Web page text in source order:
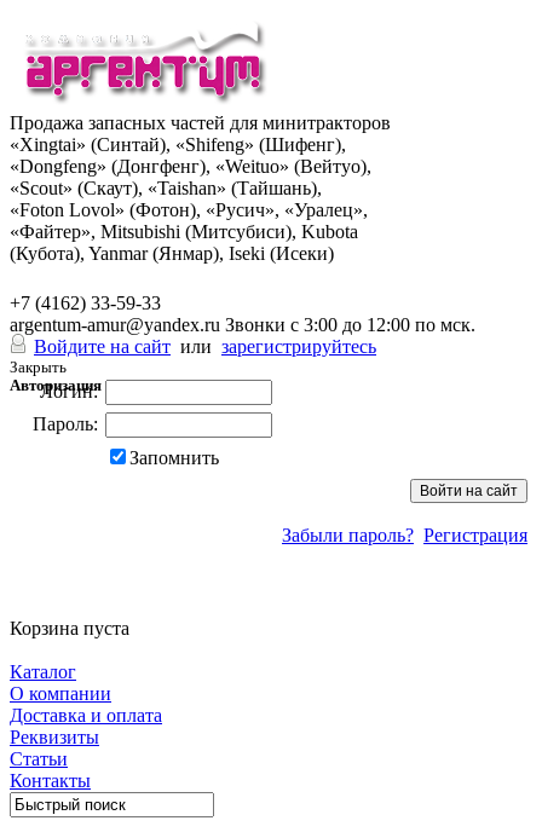
Продажа запасных частей для минитракторов
«Xingtai» (Синтай), «Shifeng» (Шифенг),
«Dongfeng» (Донгфенг), «Weituo» (Вейтуо),
«Scout» (Скаут), «Taishan» (Тайшань),
«Foton Lovol» (Фотон), «Русич», «Уралец»,
«Файтер», Mitsubishi (Митсубиси), Kubota
(Кубота), Yanmar (Янмар), Iseki (Исеки)
+7 (4162) 33-59-33
argentum-amur@yandex.ru Звонки с 3:00 до 12:00 по мск.
Войдите на сайт или зарегистрируйтесь
Закрыть
Авторизация
Логин:
Пароль:
Запомнить
Забыли пароль? Регистрация
Корзина пуста
Каталог
О компании
Доставка и оплата
Реквизиты
Статьи
Контакты